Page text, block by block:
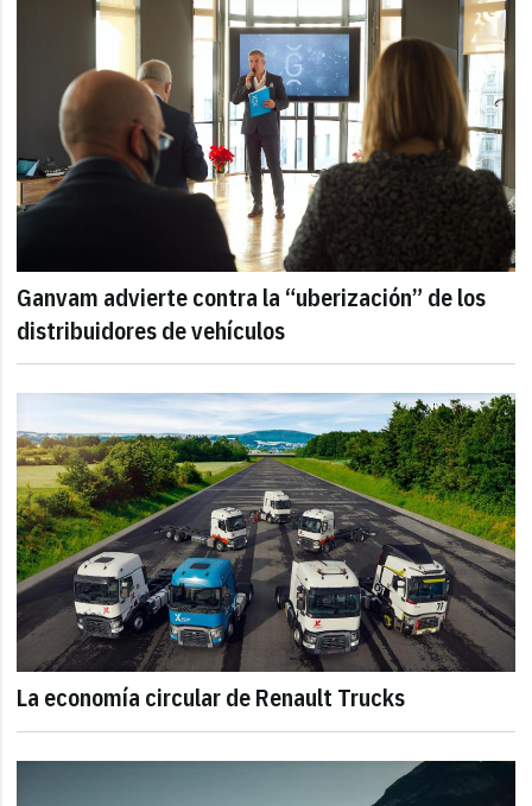
Ganvam advierte contra la “uberización” de los
distribuidores de vehículos
La economía circular de Renault Trucks